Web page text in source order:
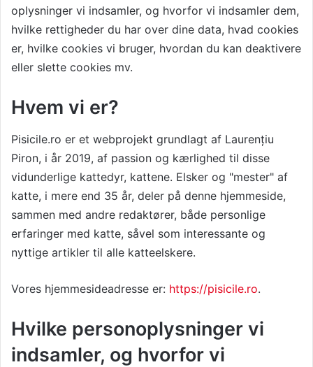
oplysninger vi indsamler, og hvorfor vi indsamler dem,
hvilke rettigheder du har over dine data, hvad cookies
er, hvilke cookies vi bruger, hvordan du kan deaktivere
eller slette cookies mv.
Hvem vi er?
Pisicile.ro er et webprojekt grundlagt af Laurențiu
Piron, i år 2019, af passion og kærlighed til disse
vidunderlige kattedyr, kattene. Elsker og "mester" af
katte, i mere end 35 år, deler på denne hjemmeside,
sammen med andre redaktører, både personlige
erfaringer med katte, såvel som interessante og
nyttige artikler til alle katteelskere.
Vores hjemmesideadresse er: https://pisicile.ro.
Hvilke personoplysninger vi
indsamler, og hvorfor vi